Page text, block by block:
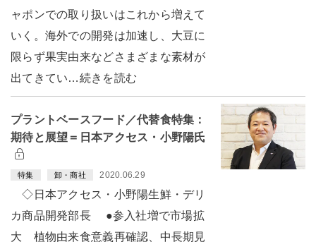
ャポンでの取り扱いはこれから増えて
いく。海外での開発は加速し、大豆に
限らず果実由来などさまざまな素材が
出てきてい…続きを読む
プラントベースフード／代替食特集：
期待と展望＝日本アクセス・小野陽氏
特集 卸・商社 2020.06.29
◇日本アクセス・小野陽生鮮・デリ
カ商品開発部長 ●参入社増で市場拡
大 植物由来食意義再確認、中長期見